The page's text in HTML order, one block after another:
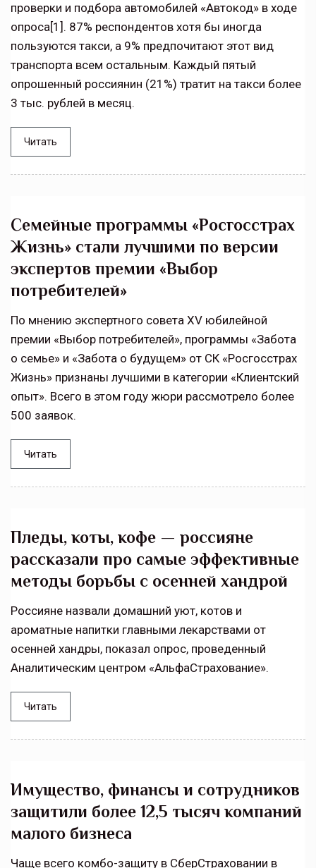
проверки и подбора автомобилей «Автокод» в ходе
опроса[1]. 87% респондентов хотя бы иногда
пользуются такси, а 9% предпочитают этот вид
транспорта всем остальным. Каждый пятый
опрошенный россиянин (21%) тратит на такси более
3 тыс. рублей в месяц.
Читать
Семейные программы «Росгосстрах
Жизнь» стали лучшими по версии
экспертов премии «Выбор
потребителей»
По мнению экспертного совета XV юбилейной
премии «Выбор потребителей», программы «Забота
о семье» и «Забота о будущем» от СК «Росгосстрах
Жизнь» признаны лучшими в категории «Клиентский
опыт». Всего в этом году жюри рассмотрело более
500 заявок.
Читать
Пледы, коты, кофе — россияне
рассказали про самые эффективные
методы борьбы с осенней хандрой
Россияне назвали домашний уют, котов и
ароматные напитки главными лекарствами от
осенней хандры, показал опрос, проведенный
Аналитическим центром «АльфаСтрахование».
Читать
Имущество, финансы и сотрудников
защитили более 12,5 тысяч компаний
малого бизнеса
Чаще всего комбо-защиту в СберСтраховании в